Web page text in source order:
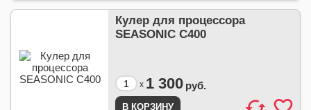
Кулер для процессора
SEASONIC C400
x 1 300 руб.